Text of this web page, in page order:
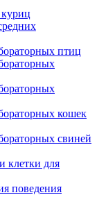
птиц
кошек
свиней
клетки для
поведения